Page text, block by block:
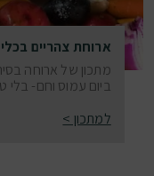
ארוחת צהריים
מתכון של ארוחה
ביום עמוס וחם- בלי
למתכון >